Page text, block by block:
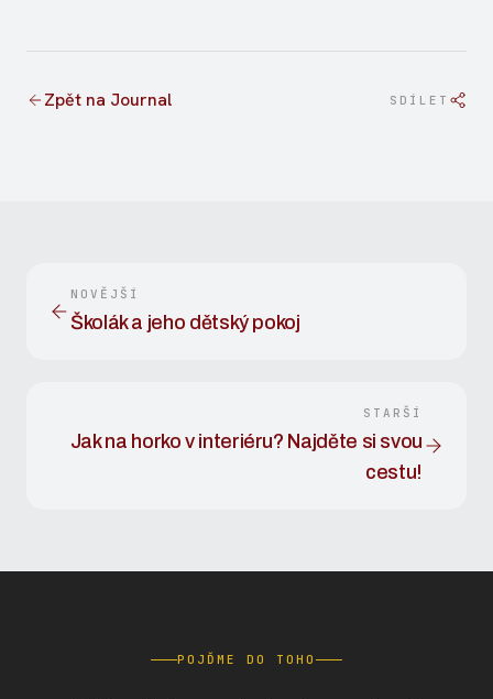
Zpět na Journal SDÍLET
NOVĚJŠÍ
Školák a jeho dětský pokoj
STARŠÍ
Jak na horko v interiéru? Najděte si svou
cestu!
POJĎME DO TOHO